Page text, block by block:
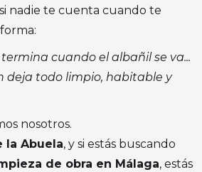
nadie te cuenta cuando te
cuando el albañil se va...
deja todo limpio, habitable y
nosotros.
la Abuela, y si estás buscando
de obra en Málaga, estás